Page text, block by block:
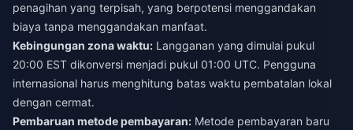
penagihan yang terpisah, yang berpotensi menggandakan
biaya tanpa menggandakan manfaat.
Kebingungan zona waktu: Langganan yang dimulai pukul
20:00 EST dikonversi menjadi pukul 01:00 UTC. Pengguna
internasional harus menghitung batas waktu pembatalan lokal
dengan cermat.
Pembaruan metode pembayaran: Metode pembayaran baru